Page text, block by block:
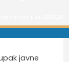
javne